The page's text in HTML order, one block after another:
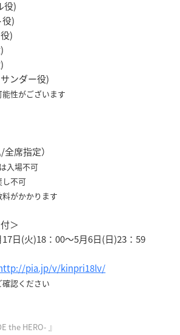
役)
)
)
ンダー役)
性がございます
席指定）
入場不可
不可
がかかります
＞
日(火)18：00～5月6日(日)23：59
pia.jp/v/kinpri18lv/
認ください
the HERO- 』